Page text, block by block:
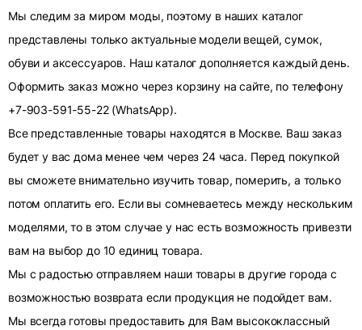
Мы следим за миром моды, поэтому в наших каталог
представлены только актуальные модели вещей, сумок,
обуви и аксессуаров. Наш каталог дополняется каждый день.
Оформить заказ можно через корзину на сайте, по телефону
+7-903-591-55-22 (WhatsApp).
Все представленные товары находятся в Москве. Ваш заказ
будет у вас дома менее чем через 24 часа. Перед покупкой
вы сможете внимательно изучить товар, померить, а только
потом оплатить его. Если вы сомневаетесь между нескольким
моделями, то в этом случае у нас есть возможность привезти
вам на выбор до 10 единиц товара.
Мы с радостью отправляем наши товары в другие города с
возможностью возврата если продукция не подойдет вам.
Мы всегда готовы предоставить для Вам высококлассный